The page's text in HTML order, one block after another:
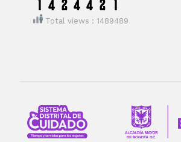
Total views : 1489489